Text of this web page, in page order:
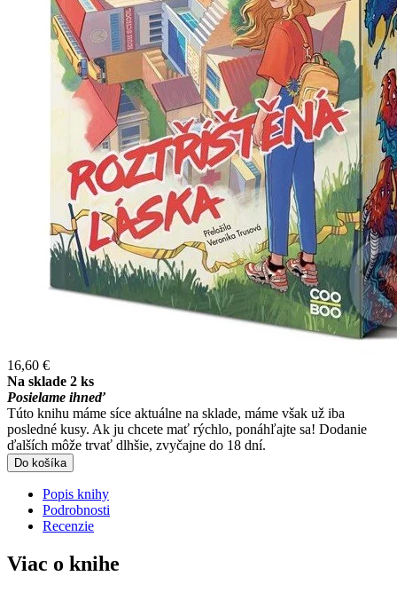
16,60 €
Na sklade 2 ks
Posielame ihneď
Túto knihu máme síce aktuálne na sklade, máme však už iba
posledné kusy. Ak ju chcete mať rýchlo, ponáhľajte sa! Dodanie
ďalších môže trvať dlhšie, zvyčajne do 18 dní.
Do košíka
Popis knihy
Podrobnosti
Recenzie
Viac o knihe